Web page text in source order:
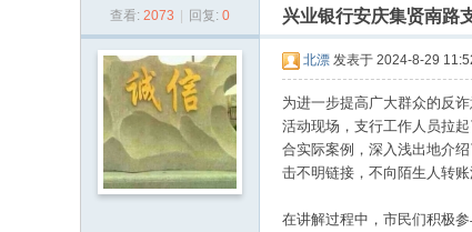
查看: 2073 回复: 0 兴业银行安庆集贤南路
北漂 发表于 2024-8-29
为进一步提高广大群众的反
活动现场，支行工作人员拉
合实际案例，深入浅出地介
击不明链接，不向陌生人转账
在讲解过程中，市民们积极